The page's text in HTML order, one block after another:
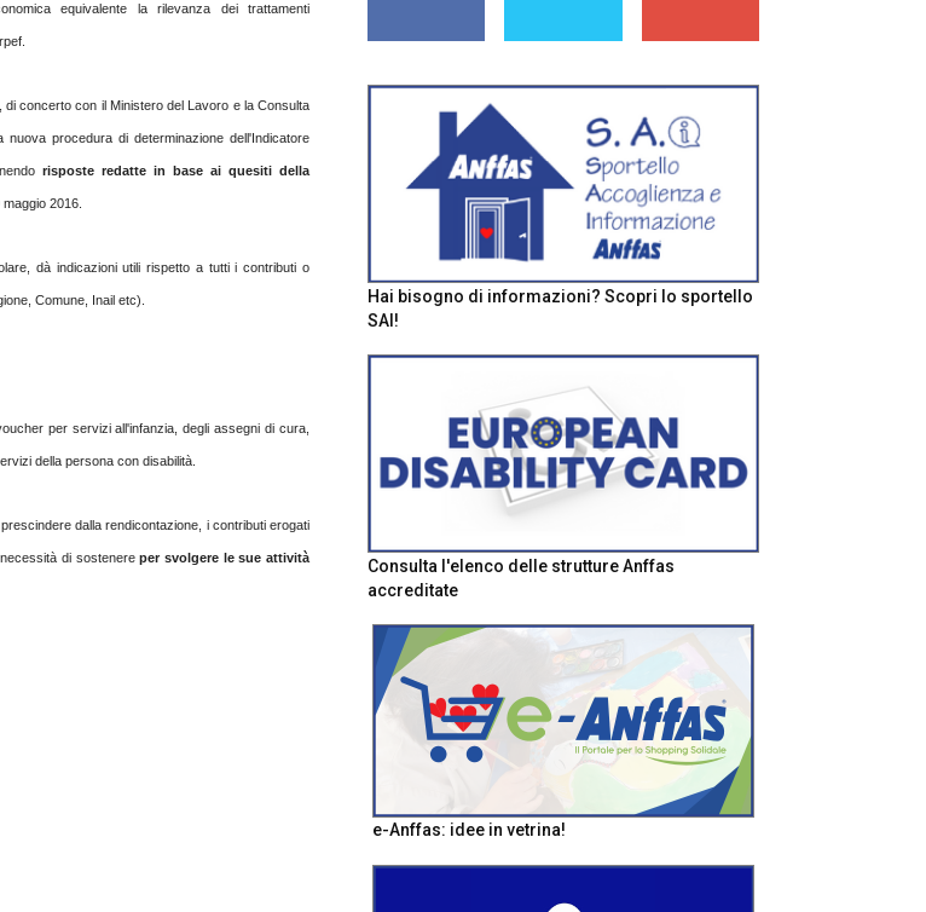
equivalente la rilevanza dei trattamenti
concerto con il Ministero del Lavoro e la Consulta
nuova procedura di determinazione dell'Indicatore
risposte redatte in base ai quesiti della
2016.
dà indicazioni utili rispetto a tutti i contributi o
Comune, Inail etc).
per servizi all'infanzia, degli assegni di cura,
della persona con disabilità.
dalla rendicontazione, i contributi erogati
di sostenereper svolgere le sue attività
Hai bisogno di informazioni? Scopri lo sportello
SAI!
Consulta l'elenco delle strutture Anffas
accreditate
e-Anffas: idee in vetrina!